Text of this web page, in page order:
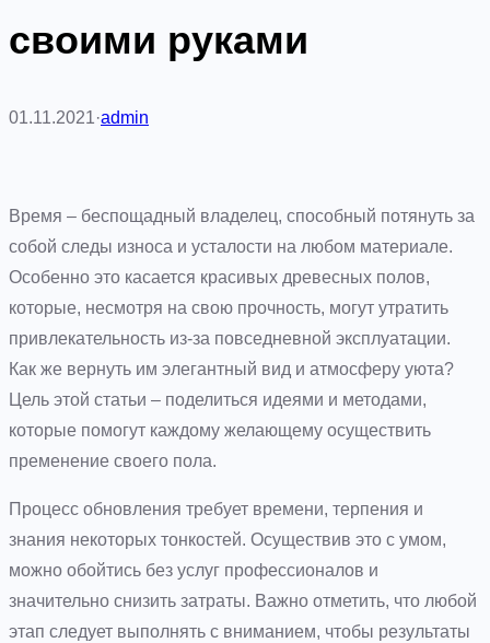
своими руками
01.11.2021·admin
Время – беспощадный владелец, способный потянуть за
собой следы износа и усталости на любом материале.
Особенно это касается красивых древесных полов,
которые, несмотря на свою прочность, могут утратить
привлекательность из-за повседневной эксплуатации.
Как же вернуть им элегантный вид и атмосферу уюта?
Цель этой статьи – поделиться идеями и методами,
которые помогут каждому желающему осуществить
пременение своего пола.
Процесс обновления требует времени, терпения и
знания некоторых тонкостей. Осуществив это с умом,
можно обойтись без услуг профессионалов и
значительно снизить затраты. Важно отметить, что любой
этап следует выполнять с вниманием, чтобы результаты